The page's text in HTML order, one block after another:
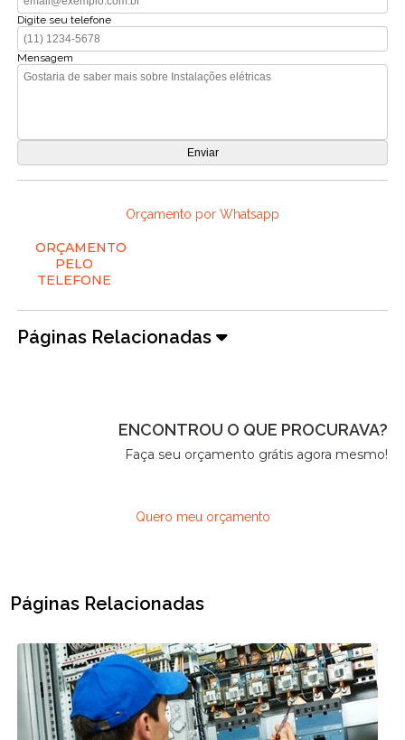
Digite seu telefone
Mensagem
Orçamento por Whatsapp
ORÇAMENTO
PELO
TELEFONE
Páginas Relacionadas
ENCONTROU O QUE PROCURAVA?
Faça seu orçamento grátis agora mesmo!
Quero meu orçamento
Páginas Relacionadas